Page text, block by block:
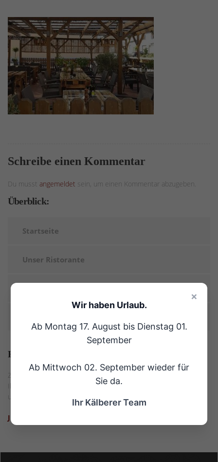
Schreibe einen Kommentar
Du musst angemeldet sein, um einen Kommentar abzugeben.
Überblick:
Startseite
Unser Ristorante
Haben
Zögern Sie nicht und sprechen Sie uns gleich an. Wir stehen
Ihnen gerne per Formular oder auch telefonisch bei Fragen rund
um Feiern mit Rat und Tat zur Seite.
JETZT KONTAKTIEREN
×
Wir haben Urlaub.
Ab Montag 17. August bis Dienstag 01.
September
Ab Mittwoch 02. September wieder für
Sie da.
Ihr Kälberer Team